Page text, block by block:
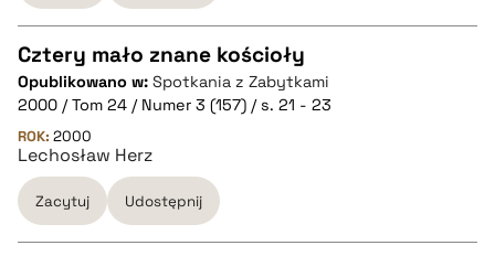
BIBTEX
pobierz cytat
CZYSTY TEKST
pobierz cytat
BIBTEX
Cztery mało znane kościoły
Opublikowano w: Spotkania z Zabytkami
2000 / Tom 24 / Numer 3 (157) / s. 21 - 23
ROK: 2000
Lechosław Herz
Zacytuj Udostępnij